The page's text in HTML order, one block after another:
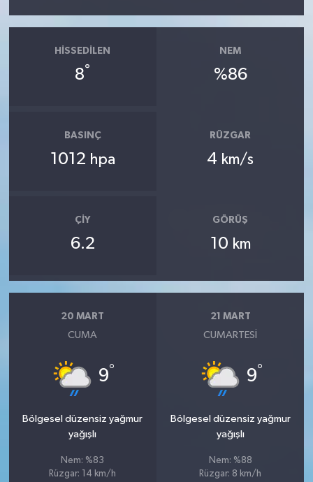
HISSEDILEN
8°
NEM
%86
BASINÇ
1012 hpa
RÜZGAR
4 km/s
ÇIY
6.2
GÖRÜŞ
10 km
20 MART
CUMA
9°
Bölgesel düzensiz yağmur
yağışlı
Nem: %83
Rüzgar: 14 km/h
21 MART
CUMARTESI
9°
Bölgesel düzensiz yağmur
yağışlı
Nem: %88
Rüzgar: 8 km/h